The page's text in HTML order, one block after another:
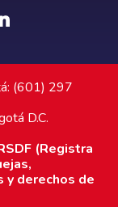
(601) 297
D.C.
(Registra
y derechos de